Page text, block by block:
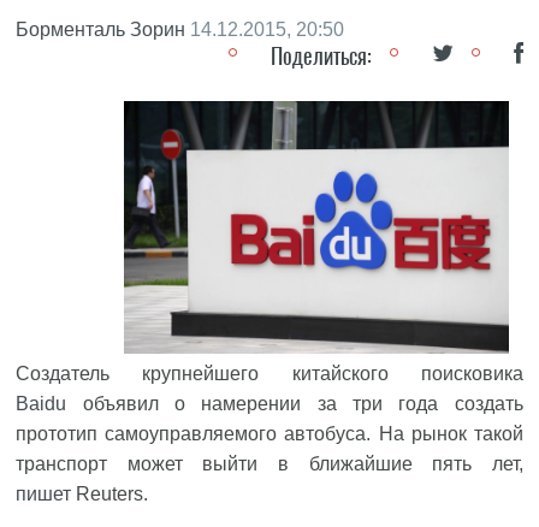
Борменталь Зорин 14.12.2015, 20:50
Поделиться:
Создатель крупнейшего китайского поисковика
Baidu объявил о намерении за три года создать
прототип самоуправляемого автобуса. На рынок такой
транспорт может выйти в ближайшие пять лет,
пишет Reuters.